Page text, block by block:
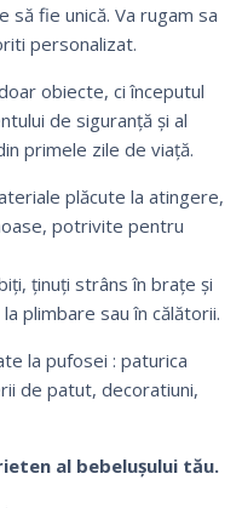
fie unică. Va rugam sa
personalizat.
obiecte, ci începutul
de siguranță și al
primele zile de viață.
plăcute la atingere,
potrivite pentru
ținuți strâns în brațe și
plimbare sau în călătorii.
la pufosei : paturica
de patut, decoratiuni,
al bebelușului tău.